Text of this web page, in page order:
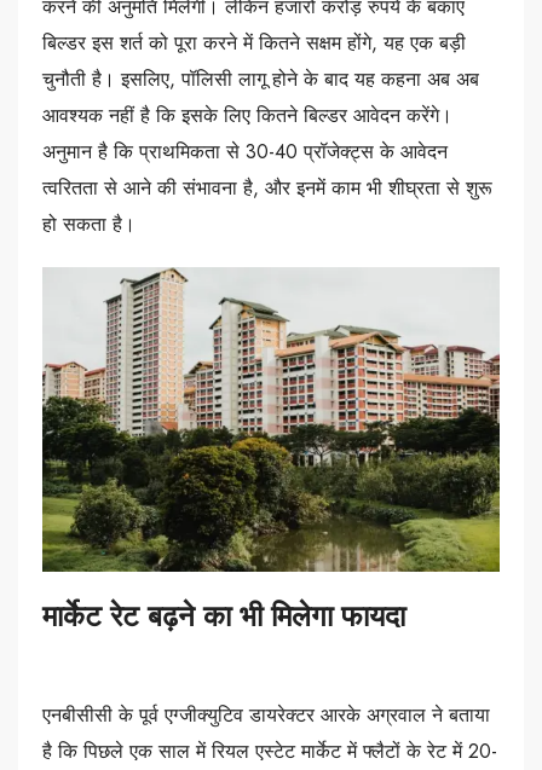
करने की अनुमति मिलेगी। लेकिन हजारों करोड़ रुपये के बकाए
बिल्डर इस शर्त को पूरा करने में कितने सक्षम होंगे, यह एक बड़ी
चुनौती है। इसलिए, पॉलिसी लागू होने के बाद यह कहना अब अब
आवश्यक नहीं है कि इसके लिए कितने बिल्डर आवेदन करेंगे।
अनुमान है कि प्राथमिकता से 30-40 प्रॉजेक्ट्स के आवेदन
त्वरितता से आने की संभावना है, और इनमें काम भी शीघ्रता से शुरू
हो सकता है।
मार्केट रेट बढ़ने का भी मिलेगा फायदा
एनबीसीसी के पूर्व एग्जीक्युटिव डायरेक्टर आरके अग्रवाल ने बताया
है कि पिछले एक साल में रियल एस्टेट मार्केट में फ्लैटों के रेट में 20-